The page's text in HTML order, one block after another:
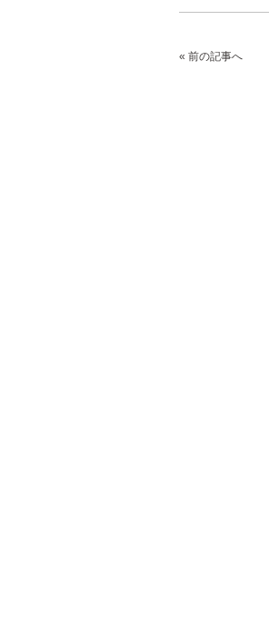
« 前の記事へ